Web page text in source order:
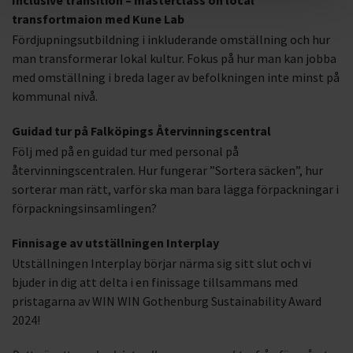
transfortmaion med Kune Lab
Fördjupningsutbildning i inkluderande omställning och hur
man transformerar lokal kultur. Fokus på hur man kan jobba
med omställning i breda lager av befolkningen inte minst på
kommunal nivå.
Guidad tur på Falköpings Återvinningscentral
Följ med på en guidad tur med personal på
återvinningscentralen. Hur fungerar ”Sortera säcken”, hur
sorterar man rätt, varför ska man bara lägga förpackningar i
förpackningsinsamlingen?
Finnisage av utställningen Interplay
Utställningen Interplay börjar närma sig sitt slut och vi
bjuder in dig att delta i en finissage tillsammans med
pristagarna av WIN WIN Gothenburg Sustainability Award
2024!